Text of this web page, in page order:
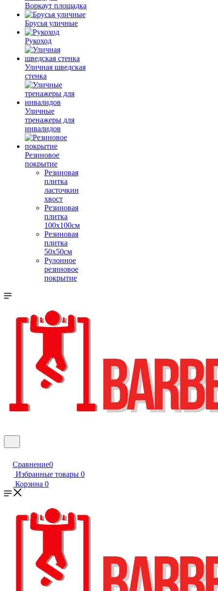
Воркаут площадка
Брусья уличные
Рукоход
Уличная шведская
стенка
Уличные
тренажеры для
инвалидов
Резиновое
покрытие
Резиновая
плитка
ласточкин
хвост
Резиновая
плитка
100х100см
Резиновая
плитка
50х50см
Рулонное
резиновое
покрытие
Сравнение0
Избранные товары 0
Корзина 0